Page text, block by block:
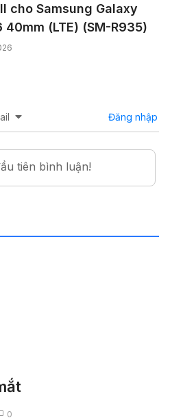
cho Samsung Galaxy
40mm (LTE) (SM-R935)
Đăng nhập
0